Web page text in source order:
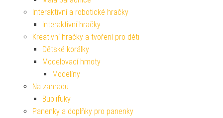
Interaktivní a robotické hračky
Interaktivní hračky
Kreativní hračky a tvoření pro děti
Dětské korálky
Modelovací hmoty
Modelíny
Na zahradu
Bublifuky
Panenky a doplňky pro panenky